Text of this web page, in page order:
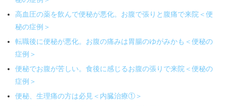
高血圧の薬を飲んで便秘が悪化。お腹で張りと腹痛で来院＜便
秘の症例＞
転職後に便秘が悪化。お腹の痛みは胃腸のゆがみかも＜便秘の
症例＞
便秘でお腹が苦しい。食後に感じるお腹の張りで来院＜便秘の
症例＞
便秘、生理痛の方は必見＜内臓治療①＞